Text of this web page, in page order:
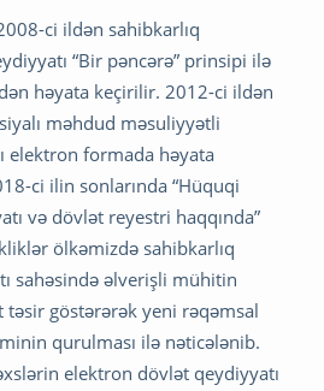
ci ildən sahibkarlıq
“Bir pəncərə” prinsipi ilə
həyata keçirilir. 2012-ci ildən
məhdud məsuliyyətli
elektron formada həyata
ci ilin sonlarında “Hüquqi
və dövlət reyestri haqqında”
ölkəmizdə sahibkarlıq
sahəsində əlverişli mühitin
təsir göstərərək yeni rəqəmsal
qurulması ilə nəticələnib.
elektron dövlət qeydiyyatı